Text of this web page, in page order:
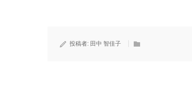
投稿者: 田中 智佳子